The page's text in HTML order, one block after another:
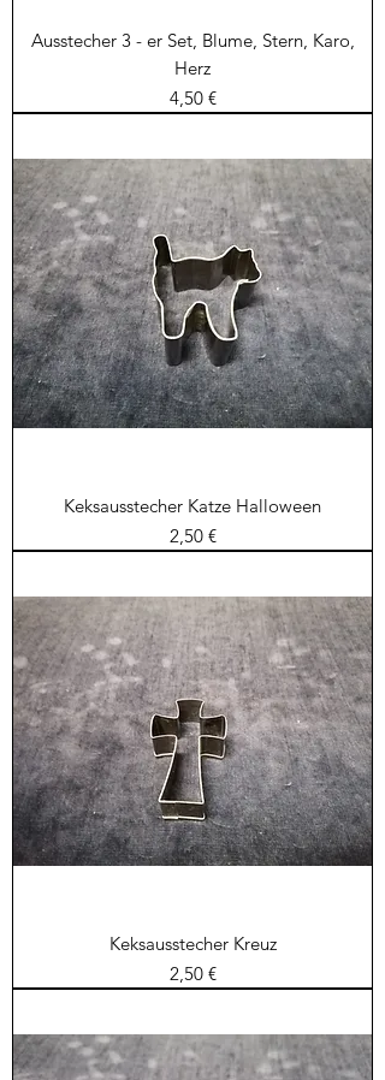
Ausstecher 3 - er Set, Blume, Stern, Karo,
Herz
Preis
4,50 €
Keksausstecher Katze Halloween
Preis
2,50 €
Keksausstecher Kreuz
Preis
2,50 €